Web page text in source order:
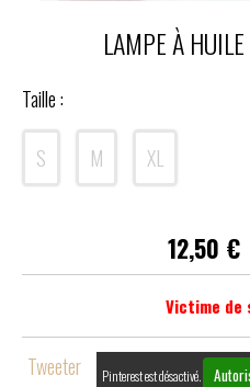
LAMPE À
Taille :
S M XL
12,50 €
Victime de
Tweeter Pinterest est désactivé.